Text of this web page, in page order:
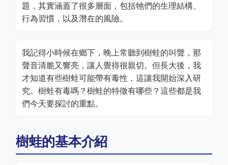
題，其實涵蓋了很多層面，包括牠們的生理結構、
行為習慣，以及潛在的風險。
我記得小時候在鄉下，晚上常聽到樹蛙的叫聲，那
聲音清脆又響亮，讓人覺得很親切。但長大後，我
才知道有些樹蛙可能帶有毒性，這讓我開始深入研
究。樹蛙有毒嗎？樹蛙的特徵有哪些？這些都是我
們今天要探討的重點。
樹蛙的基本介紹